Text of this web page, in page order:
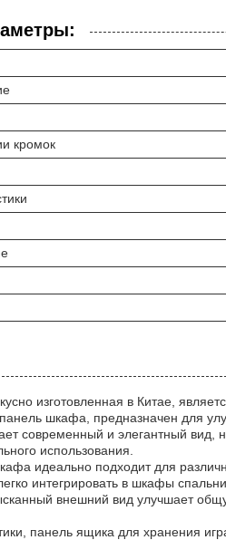
кромок
изготовленная в Китае,
шкафа, предназначен для
современный и элегантный вид,
использования.
идеально подходит для
интегрировать в шкафы
внешний вид улучшает
панель ящика для хранения